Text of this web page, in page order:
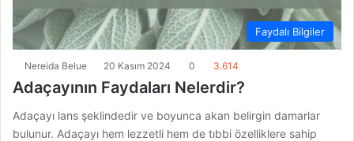
Faydalı Bilgiler
Nereida Belue 20 Kasım 2024 0 3.614
Adaçayının Faydaları Nelerdir?
Adaçayı lans şeklindedir ve boyunca akan belirgin damarlar
bulunur. Adaçayı hem lezzetli hem de tıbbi özelliklere sahip